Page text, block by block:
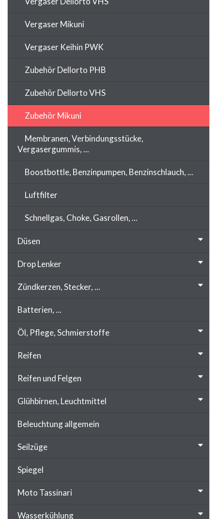
Vergaser Mikuni
Vergaser Keihin PWK
Zubehör Dellorto PHB
Zubehör Dellorto VHS
Zubehör Mikuni
Membranen, Verbindungsstücke,
Vergasergummis, ...
Boostbottle, Benzinpumpen, Benzinschlauch, ...
Luftfilter
Schnellgas, Choke, Gasrollen, ...
Düsen
Drop Lenker
Zündkerzen, Stecker, ...
Batterien, ...
Öl, Pflege, Schmierstoffe
Reifen
Reifen und Felgen
Glühbirnen, Leuchtmittel
Beleuchtung allgemein
Seilzüge
Spiegel
Moto Tassinari
Wasserkühlung